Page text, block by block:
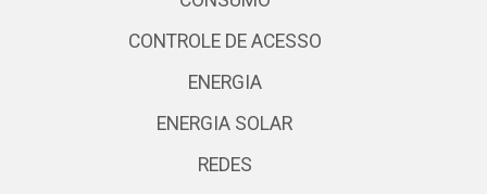
CONTROLE DE ACESSO
ENERGIA
ENERGIA SOLAR
REDES